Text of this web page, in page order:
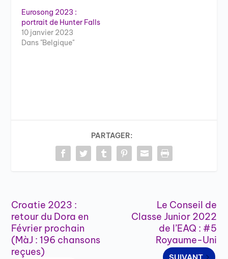
Eurosong 2023 :
portrait de Hunter Falls
10 janvier 2023
Dans "Belgique"
PARTAGER:
Croatie 2023 :
retour du Dora en
Février prochain
(MàJ : 196 chansons
reçues)
Le Conseil de
Classe Junior 2022
de l’EAQ : #5
Royaume-Uni
SUIVANT